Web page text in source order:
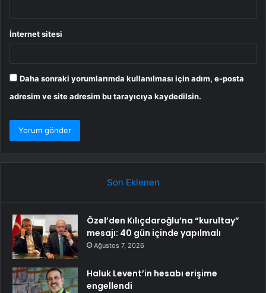
İnternet sitesi
Daha sonraki yorumlarımda kullanılması için adım, e-posta
adresim ve site adresim bu tarayıcıya kaydedilsin.
Son Eklenen
Özel’den Kılıçdaroğlu’na “kurultay”
mesajı: 40 gün içinde yapılmalı
Ağustos 7, 2026
Haluk Levent’in hesabı erişime
engellendi